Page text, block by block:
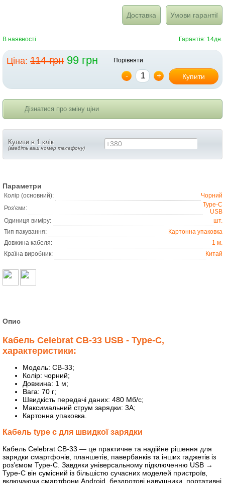
Доставка Умови гарантії
В наявності Гарантія: 14дн.
Ціна: 114 грн 99 грн Порівняти
- + Купити
Дізнатися про зміну ціни
Купити в 1 клік
(введіть ваш номер телефону) +380
Параметри
Колір (основний):
Чорний
Роз'єми:
Type-C
USB
Одиниця виміру:
шт.
Тип пакування:
Картонна упаковка
Довжина кабеля:
1 м.
Країна виробник:
Китай
Опис
Кабель Celebrat CB-33 USB - Type-C,
характеристики:
Модель: CB-33;
Колір: чорний;
Довжина: 1 м;
Вага: 70 г;
Швидкість передачі даних: 480 Мб/с;
Максимальний струм зарядки: 3А;
Картонна упаковка.
Кабель type c для швидкої зарядки
Кабель Celebrat CB-33 — це практичне та надійне рішення для
зарядки смартфонів, планшетів, павербанків та інших гаджетів із
роз’ємом Type-C. Завдяки універсальному підключенню USB →
Type-C він сумісний із більшістю сучасних моделей пристроїв,
включаючи смартфони Android, бездротові навушники, портативні